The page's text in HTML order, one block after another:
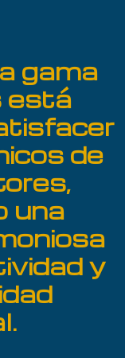
gama
está
de
una
y